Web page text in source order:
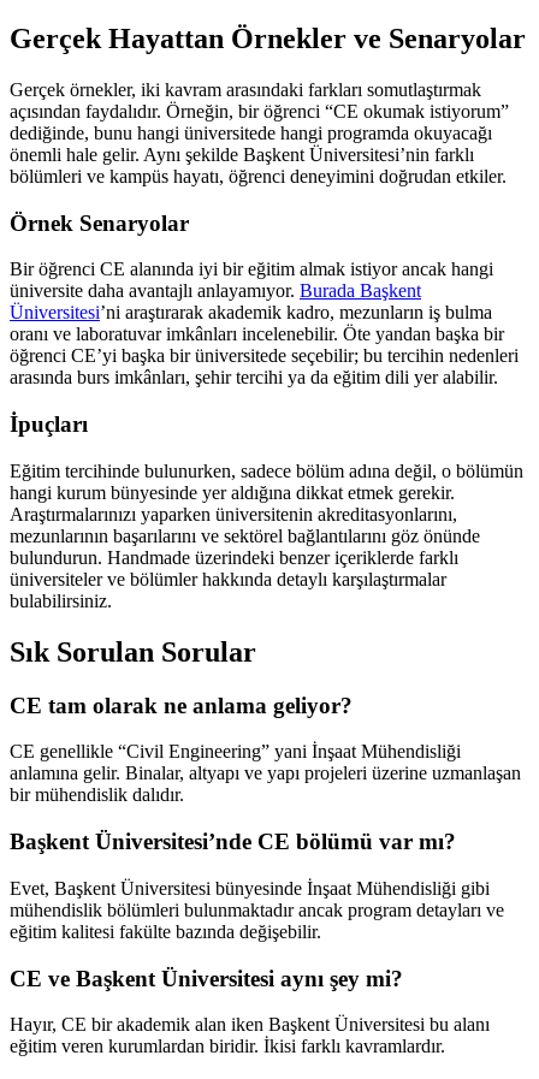
Gerçek Hayattan Örnekler ve Senaryolar
Gerçek örnekler, iki kavram arasındaki farkları somutlaştırmak
açısından faydalıdır. Örneğin, bir öğrenci “CE okumak istiyorum”
dediğinde, bunu hangi üniversitede hangi programda okuyacağı
önemli hale gelir. Aynı şekilde Başkent Üniversitesi’nin farklı
bölümleri ve kampüs hayatı, öğrenci deneyimini doğrudan etkiler.
Örnek Senaryolar
Bir öğrenci CE alanında iyi bir eğitim almak istiyor ancak hangi
üniversite daha avantajlı anlayamıyor. Burada Başkent
Üniversitesi’ni araştırarak akademik kadro, mezunların iş bulma
oranı ve laboratuvar imkânları incelenebilir. Öte yandan başka bir
öğrenci CE’yi başka bir üniversitede seçebilir; bu tercihin nedenleri
arasında burs imkânları, şehir tercihi ya da eğitim dili yer alabilir.
İpuçları
Eğitim tercihinde bulunurken, sadece bölüm adına değil, o bölümün
hangi kurum bünyesinde yer aldığına dikkat etmek gerekir.
Araştırmalarınızı yaparken üniversitenin akreditasyonlarını,
mezunlarının başarılarını ve sektörel bağlantılarını göz önünde
bulundurun. Handmade üzerindeki benzer içeriklerde farklı
üniversiteler ve bölümler hakkında detaylı karşılaştırmalar
bulabilirsiniz.
Sık Sorulan Sorular
CE tam olarak ne anlama geliyor?
CE genellikle “Civil Engineering” yani İnşaat Mühendisliği
anlamına gelir. Binalar, altyapı ve yapı projeleri üzerine uzmanlaşan
bir mühendislik dalıdır.
Başkent Üniversitesi’nde CE bölümü var mı?
Evet, Başkent Üniversitesi bünyesinde İnşaat Mühendisliği gibi
mühendislik bölümleri bulunmaktadır ancak program detayları ve
eğitim kalitesi fakülte bazında değişebilir.
CE ve Başkent Üniversitesi aynı şey mi?
Hayır, CE bir akademik alan iken Başkent Üniversitesi bu alanı
eğitim veren kurumlardan biridir. İkisi farklı kavramlardır.